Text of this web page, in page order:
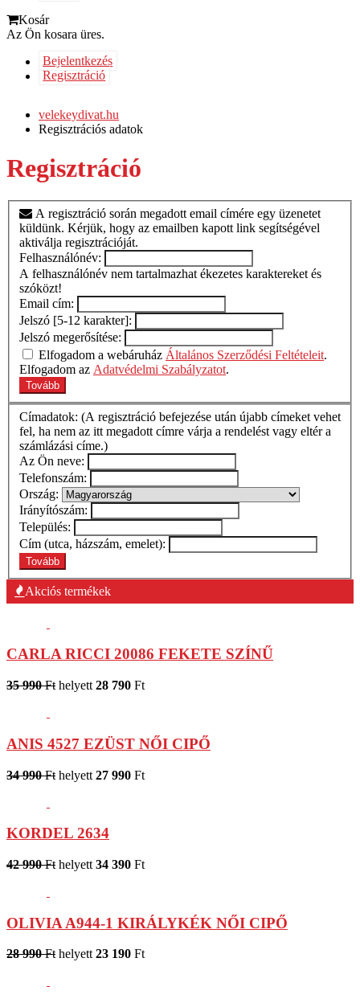
Kosár
Az Ön kosara üres.
Bejelentkezés
Regisztráció
velekeydivat.hu
Regisztrációs adatok
Regisztráció
küldünk. Kérjük, hogy az emailben kapott link segítségével
aktiválja regisztrációját.
Felhasználónév:
A felhasználónév nem tartalmazhat ékezetes karaktereket és
szóközt!
Email cím:
Jelszó [5-12 karakter]:
Jelszó megerősítése:
Elfogadom a webáruház Általános Szerződési Feltételeit.
Elfogadom az Adatvédelmi Szabályzatot.
Címadatok: (A regisztráció befejezése után újabb címeket vehet
fel, ha nem az itt megadott címre várja a rendelést vagy eltér a
számlázási címe.)
Az Ön neve:
Telefonszám:
Ország:
Irányítószám:
Település:
Cím (utca, házszám, emelet):
Akciós termékek
CARLA RICCI 20086 FEKETE SZÍNŰ
35 990 Ft helyett 28 790 Ft
ANIS 4527 EZÜST NŐI CIPŐ
34 990 Ft helyett 27 990 Ft
KORDEL 2634
42 990 Ft helyett 34 390 Ft
OLIVIA A944-1 KIRÁLYKÉK NŐI CIPŐ
28 990 Fthelyett23 190 Ft